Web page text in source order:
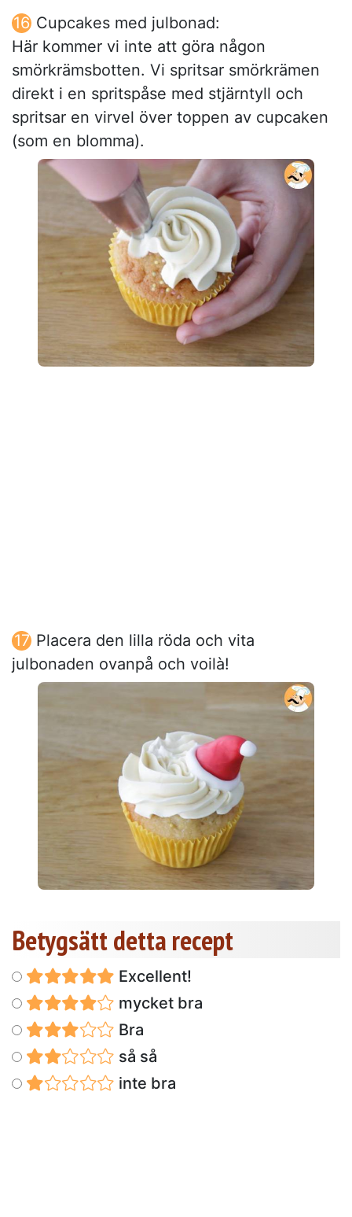
Cupcakes med julbonad:
Här kommer vi inte att göra någon
smörkrämsbotten. Vi spritsar smörkrämen
direkt i en spritspåse med stjärntyll och
spritsar en virvel över toppen av cupcaken
(som en blomma).
Placera den lilla röda och vita
julbonaden ovanpå och voilà!
Betygsätt detta recept
Excellent!
mycket bra
Bra
så så
inte bra